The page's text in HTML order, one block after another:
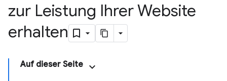
zur Leistung Ihrer Website
erhalten
Auf dieser Seite